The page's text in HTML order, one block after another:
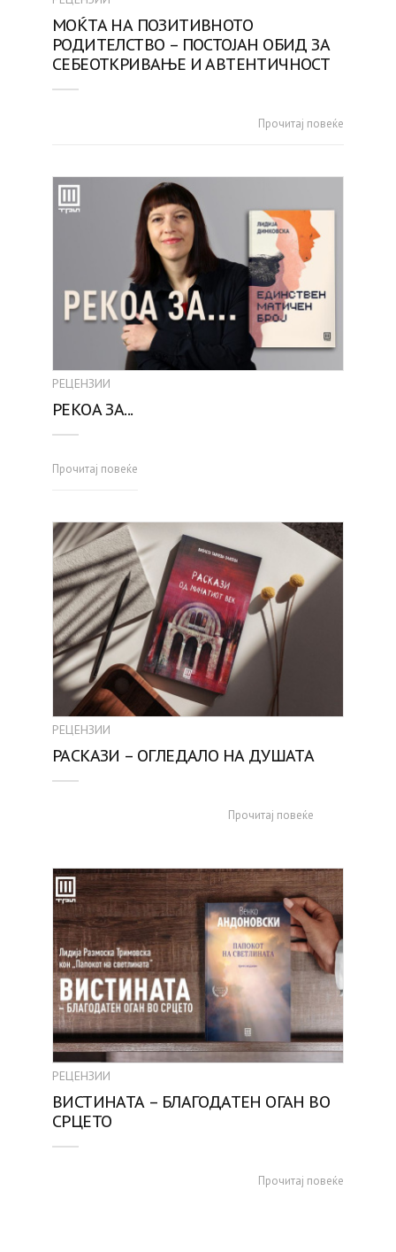
МОЌТА НА ПОЗИТИВНОТО
РОДИТЕЛСТВО – ПОСТОЈАН ОБИД ЗА
СЕБЕОТКРИВАЊЕ И АВТЕНТИЧНОСТ
Прочитај повеќе
РЕЦЕНЗИИ
РЕКОА ЗА...
Прочитај повеќе
РЕЦЕНЗИИ
РАСКАЗИ – ОГЛЕДАЛО НА ДУШАТА
Прочитај повеќе
РЕЦЕНЗИИ
ВИСТИНАТА – БЛАГОДАТЕН ОГАН ВО
СРЦЕТО
Прочитај повеќе